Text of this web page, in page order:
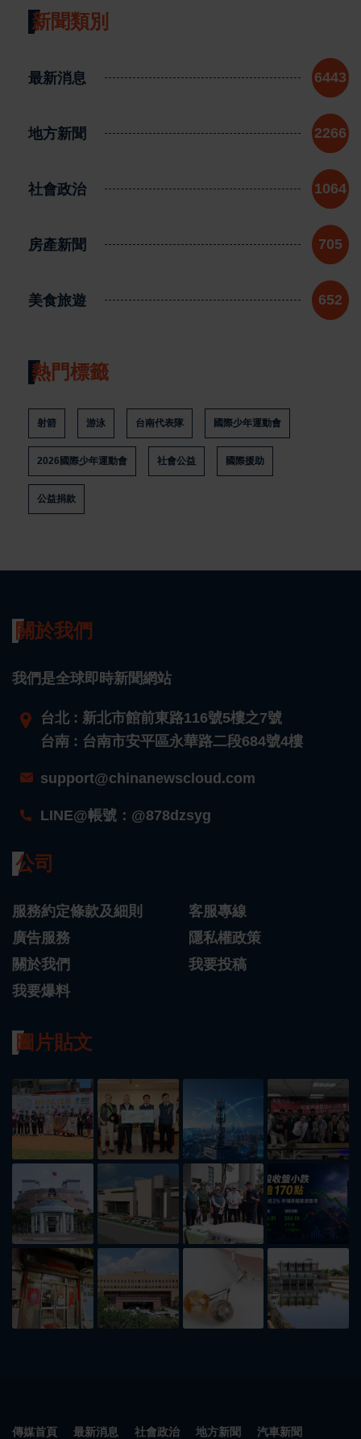
新聞類別
最新消息 6443
地方新聞 2266
社會政治 1064
房產新聞 705
美食旅遊 652
熱門標籤
射箭 游泳 台南代表隊 國際少年運動會
2026國際少年運動會 社會公益 國際援助
公益捐款
關於我們
我們是全球即時新聞網站
台北 : 新北市館前東路116號5樓之7號
台南 : 台南市安平區永華路二段684號4樓
support@chinanewscloud.com
LINE@帳號：@878dzsyg
公司
服務約定條款及細則
客服專線
廣告服務
隱私權政策
關於我們
我要投稿
我要爆料
圖片貼文
傳媒首頁 最新消息 社會政治 地方新聞 汽車新聞